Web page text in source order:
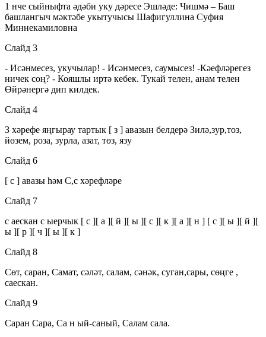
1 нче сыйныфта әдәби уку дәресе Эшләде: Чишмә – Баш
башлангыч мәктәбе укытучысы Шафигуллина Суфия
Миннекамиловна
Слайд 3
- Исәнмесез, укучылар! - Исәнмесез, саумысез! -Кәефләрегез
ничек соң? - Кояшлы иртә кебек. Тукай телен, анам телен
Өйрәнергә дип килдек.
Слайд 4
З хәрефе яңгырау тартык [ з ] авазын белдерә Зилә,зур,тоз,
йөзем, роза, зурла, азат, төз, язу
Слайд 6
[ с ] авазы һәм С,с хәрефләре
Слайд 7
с аескан с ыерчык [ с ][ а ][ й ][ ы ][ с ][ к ][ а ][ н ] [ с ][ ы ][ й ][
ы ][ р ][ ч ][ ы ][ к ]
Слайд 8
Сөт, саран, Самат, сәләт, салам, сәнәк, суган,сары, сөңге ,
саескан.
Слайд 9
Саран Сара, Са н ый-саный, Салам сала.